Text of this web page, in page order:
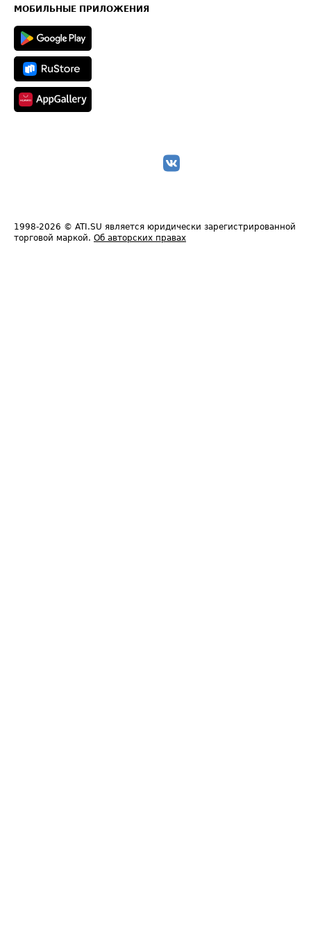
Техническая информация
МОБИЛЬНЫЕ ПРИЛОЖЕНИЯ
1998-2026 © ATI.SU является юридически зарегистрированной
торговой маркой. Об авторских правах